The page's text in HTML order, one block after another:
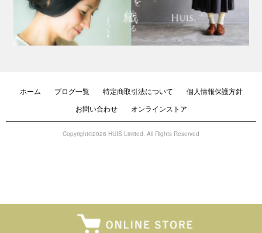
ホーム ブログ一覧 特定商取引法について
個人情報保護方針
お問い合わせ
オンラインストア
Copyright©2026 HUIS Limited. All Rights Reserved